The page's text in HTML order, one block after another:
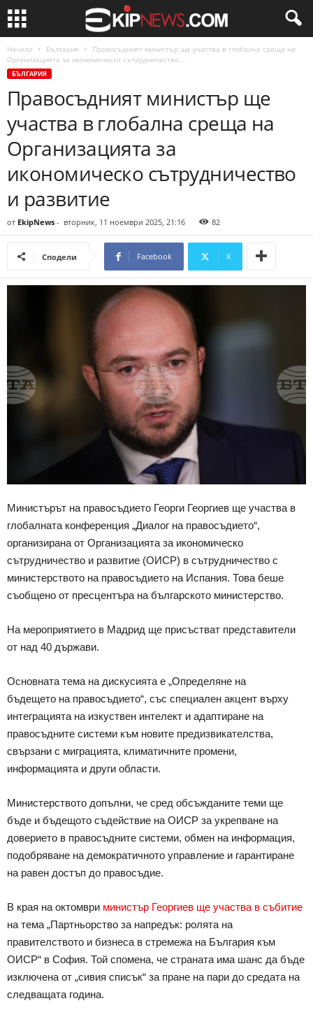
Начало България
Правосъдният министър ще участва в глобална среща на
Организацията за икономическо сътрудничество...
БЪЛГАРИЯ
Правосъдният министър ще
участва в глобална среща на
Организацията за
икономическо сътрудничество
и развитие
от EkipNews - вторник, 11 ноември 2025, 21:16 82
Сподели Facebook X
Министърът на правосъдието Георги Георгиев ще участва в
глобалната конференция „Диалог на правосъдието“,
организирана от Организацията за икономическо
сътрудничество и развитие (ОИСР) в сътрудничество с
министерството на правосъдието на Испания. Това беше
съобщено от пресцентъра на българското министерство.
На мероприятието в Мадрид ще присъстват представители
от над 40 държави.
Основната тема на дискусията е „Определяне на
бъдещето на правосъдието“, със специален акцент върху
интеграцията на изкуствен интелект и адаптиране на
правосъдните системи към новите предизвикателства,
свързани с миграцията, климатичните промени,
информацията и други области.
Министерството допълни, че сред обсъжданите теми ще
бъде и бъдещото съдействие на ОИСР за укрепване на
доверието в правосъдните системи, обмен на информация,
подобряване на демократичното управление и гарантиране
на равен достъп до правосъдие.
В края на октомври министър Георгиев ще участва в събитие
на тема „Партньорство за напредък: ролята на
правителството и бизнеса в стремежа на България към
ОИСР“ в София. Той спомена, че страната има шанс да бъде
изключена от „сивия списък“ за пране на пари до средата на
следващата година.